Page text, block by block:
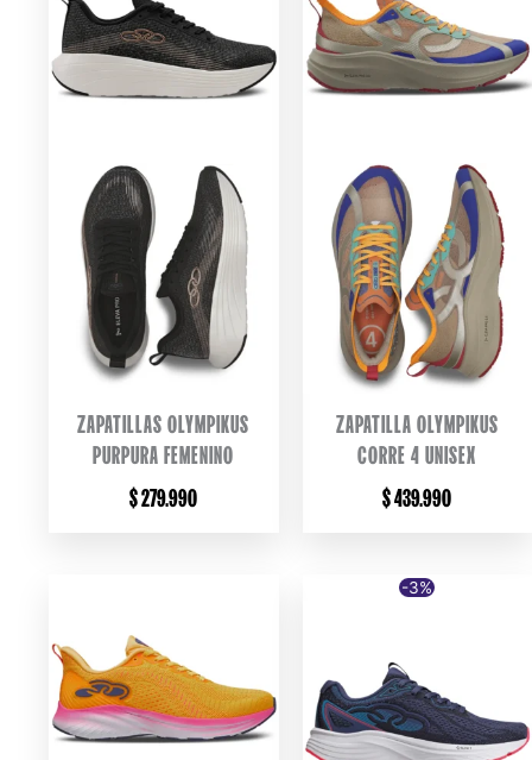
ZAPATILLAS OLYMPIKUS
PURPURA FEMENINO
$279.990
ZAPATILLA OLYMPIKUS
CORRE 4 UNISEX
$439.990
-3%